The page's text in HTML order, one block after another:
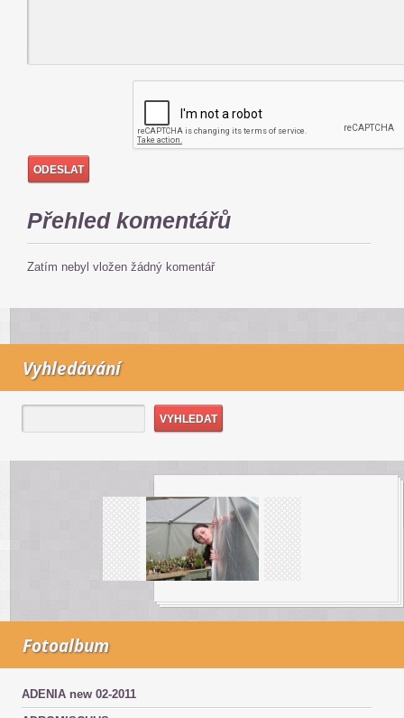
Přehled komentářů
Zatím nebyl vložen žádný komentář
Vyhledávání
Fotoalbum
ADENIA new 02-2011